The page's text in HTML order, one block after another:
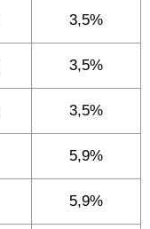
3,5%
3,5%
3,5%
5,9%
5,9%